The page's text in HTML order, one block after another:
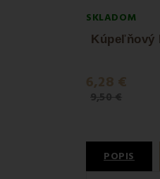
SKLADOM
Kúpeľňový
6,28 €
9,50 €
POPIS